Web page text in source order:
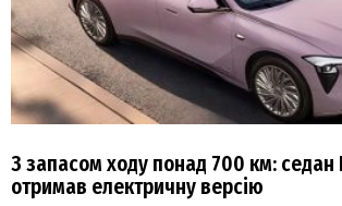
З запасом ходу понад 700 км: седан
отримав електричну версію